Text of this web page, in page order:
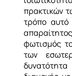
πρακτικών
τρόπο αυτό
φωτισμός
των